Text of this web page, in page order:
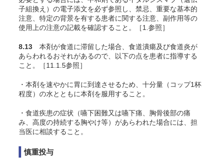
子組換え）の電子添文を必ず参照し、禁忌、重要な基本的
注意、特定の背景を有する患者に関する注意、副作用等の
使用上の注意の記載を確認すること。［1.参照］
8.13 本剤が食道に滞留した場合、食道潰瘍及び食道炎が
あらわれるおそれがあるので、以下の点を患者に指導する
こと。［11.1.5参照］
・本剤を速やかに胃に到達させるため、十分量（コップ1杯
程度）の水とともに本剤を服用すること。
・食道疾患の症状（嚥下困難又は嚥下痛、胸骨後部の痛
み、高度の持続する胸やけ等）があらわれた場合には、担
当医に相談すること。
慎重投与